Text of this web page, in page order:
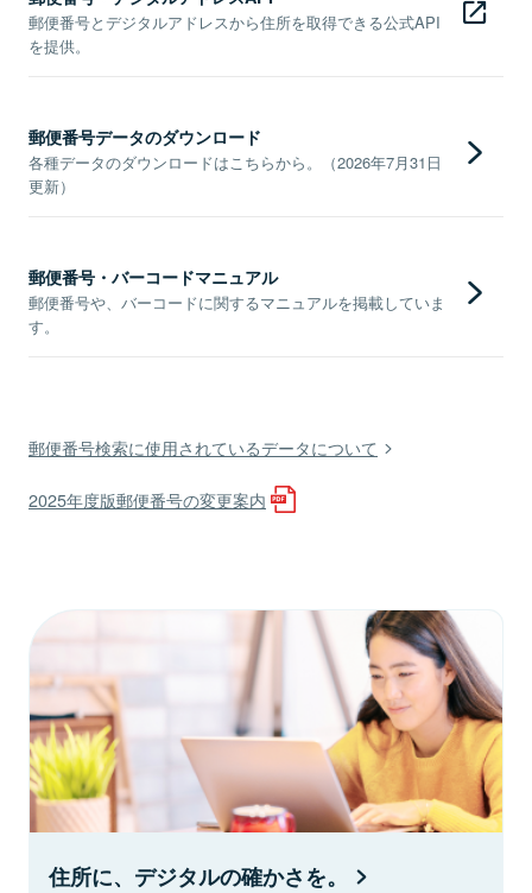
郵便番号とデジタルアドレスから住所を取得できる公式API
を提供。
郵便番号データのダウンロード
各種データのダウンロードはこちらから。（2026年7月31日
更新）
郵便番号・バーコードマニュアル
郵便番号や、バーコードに関するマニュアルを掲載していま
す。
郵便番号検索に使用されているデータについて
2025年度版郵便番号の変更案内
住所に、デジタルの確かさを。